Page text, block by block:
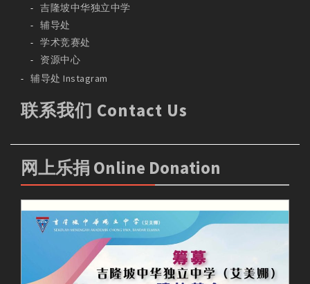
吉隆坡中华独立中学
辅导处
学术竞赛处
资源中心
辅导处 Instagram
联系我们 Contact Us
网上乐捐 Online Donation